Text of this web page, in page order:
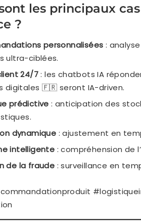
les principaux cas
?
personnalisées :
ultra-ciblées.
24/7: les chatbots IA
digitales 🇫🇷 seront IA-driven.
prédictive : anticipation des
dynamique : ajustement en
intelligente : compréhension de
de la fraude : surveillance en